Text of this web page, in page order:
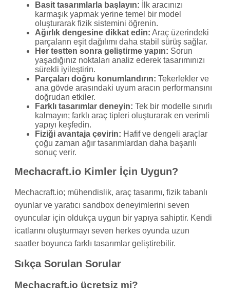
Basit tasarımlarla başlayın: İlk aracınızı
karmaşık yapmak yerine temel bir model
oluşturarak fizik sistemini öğrenin.
Ağırlık dengesine dikkat edin: Araç üzerindeki
parçaların eşit dağılımı daha stabil sürüş sağlar.
Her testten sonra geliştirme yapın: Sorun
yaşadığınız noktaları analiz ederek tasarımınızı
sürekli iyileştirin.
Parçaları doğru konumlandırın: Tekerlekler ve
ana gövde arasındaki uyum aracın performansını
doğrudan etkiler.
Farklı tasarımlar deneyin: Tek bir modelle sınırlı
kalmayın; farklı araç tipleri oluşturarak en verimli
yapıyı keşfedin.
Fiziği avantaja çevirin: Hafif ve dengeli araçlar
çoğu zaman ağır tasarımlardan daha başarılı
sonuç verir.
Mechacraft.io Kimler İçin Uygun?
Mechacraft.io; mühendislik, araç tasarımı, fizik tabanlı
oyunlar ve yaratıcı sandbox deneyimlerini seven
oyuncular için oldukça uygun bir yapıya sahiptir. Kendi
icatlarını oluşturmayı seven herkes oyunda uzun
saatler boyunca farklı tasarımlar geliştirebilir.
Sıkça Sorulan Sorular
Mechacraft.io ücretsiz mi?